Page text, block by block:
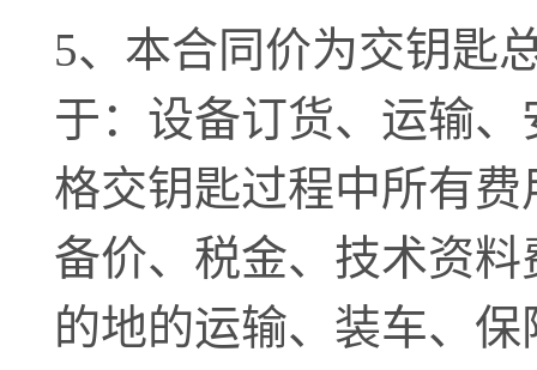
5、本合同价为交钥匙
于：设备订货、运输
格交钥匙过程中所有
备价、税金、技术资
的地的运输、装车、